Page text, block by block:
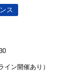
ス
ン開催あり）